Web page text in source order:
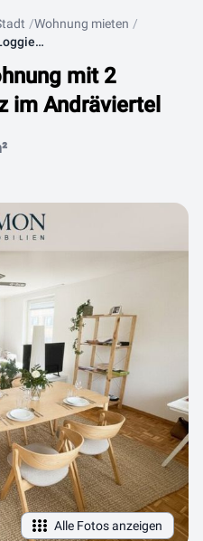
Wohnung mieten
Helle 3-Zimmer-Wohnung mit 2 Loggien & Parkplatz im Andräviertel
mit 2
im Andräviertel
Alle Fotos anzeigen